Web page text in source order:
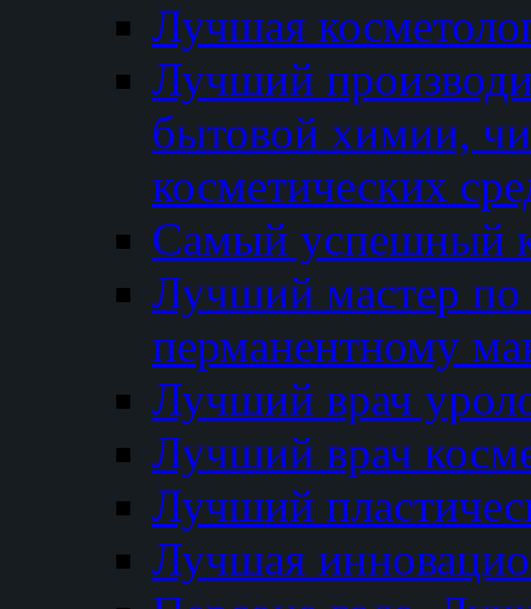
Лучшая
Лучший
бытовой химии,
косметических
Самый успешный
Лучший мастер по
перманентному
Лучший врач
Лучший врач
Лучший
Лучшая